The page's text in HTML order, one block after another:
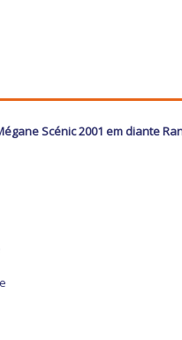
Scénic 2001 em diante